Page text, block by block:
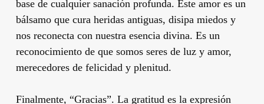
base de cualquier sanación profunda. Este amor es un
bálsamo que cura heridas antiguas, disipa miedos y
nos reconecta con nuestra esencia divina. Es un
reconocimiento de que somos seres de luz y amor,
merecedores de felicidad y plenitud.
Finalmente, “Gracias”. La gratitud es la expresión